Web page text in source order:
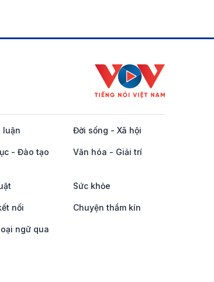
luận Đời sống - Xã hội
- Đào tạo Văn hóa - Giải trí
Sức khỏe
nối Chuyện thầm kín
ngữ qua